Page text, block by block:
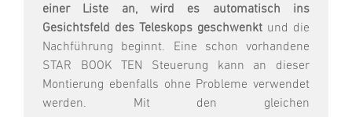
einer Liste an, wird es automatisch ins
Gesichtsfeld des Teleskops geschwenkt und die
Nachführung beginnt. Eine schon vorhandene
STAR BOOK TEN Steuerung kann an dieser
Montierung ebenfalls ohne Probleme verwendet
werden. Mit den gleichen